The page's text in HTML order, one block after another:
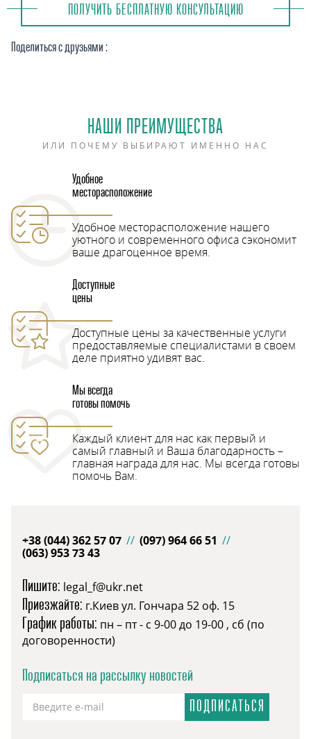
ПОЛУЧИТЬ БЕСПЛАТНУЮ КОНСУЛЬТАЦИЮ
Поделиться с друзьями :
НАШИ ПРЕИМУЩЕСТВА
ИЛИ ПОЧЕМУ ВЫБИРАЮТ ИМЕННО НАС
Удобное
месторасположение
Удобное месторасположение нашего
уютного и современного офиса сэкономит
ваше драгоценное время.
Доступные
цены
Доступные цены за качественные услуги
предоставляемые специалистами в своем
деле приятно удивят вас.
Мы всегда
готовы помочь
Каждый клиент для нас как первый и
самый главный и Ваша благодарность –
главная награда для нас. Мы всегда готовы
помочь Вам.
+38 (044) 362 57 07 // (097) 964 66 51 //
(063) 953 73 43
Пишите: legal_f@ukr.net
Приезжайте: г.Киев ул. Гончара 52 оф. 15
График работы: пн – пт - с 9-00 до 19-00 , сб (по
договоренности)
Подписаться на рассылку новостей
ПОДПИСАТЬСЯ